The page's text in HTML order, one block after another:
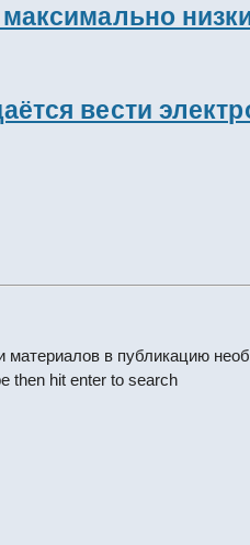
вести
материалов в публикацию
then hit enter to search